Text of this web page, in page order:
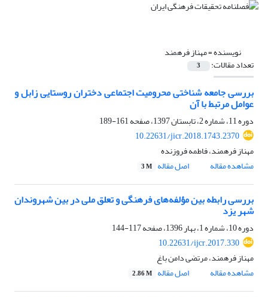
نویسنده =مهناز فرهمند
تعداد مقالات: 3
بررسی جامعه شناختی محرومیت اجتماعی دختران روستایی زابل و
عوامل مرتبط با آن
دوره 11، شماره 2، تابستان 1397، صفحه
161-189
10.22631/jicr.2018.1743.2370
مهناز فرهمند، فاطمه فروزنده
مشاهده مقاله
اصل مقاله 3 M
بررسی رابطه بین مؤلفه‌های فرهنگی و تعلق ملی در بین شهروندان
شهر یزد
دوره 10، شماره 1، بهار 1396، صفحه
117-144
10.22631/ijcr.2017.330
مهناز فرهمند، مرتضی دامن باغ
مشاهده مقاله
اصل مقاله 2.86 M